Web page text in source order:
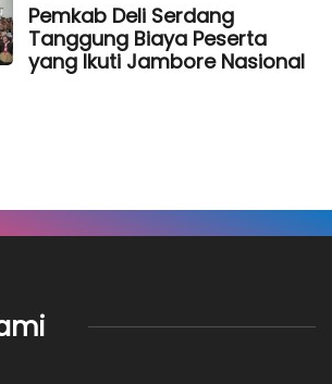
Pemkab Deli Serdang
Tanggung Biaya Peserta
yang Ikuti Jambore Nasional